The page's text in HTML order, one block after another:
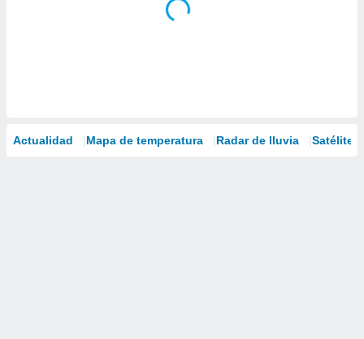
Actualidad Mapa de temperatura Radar de lluvia Satélites